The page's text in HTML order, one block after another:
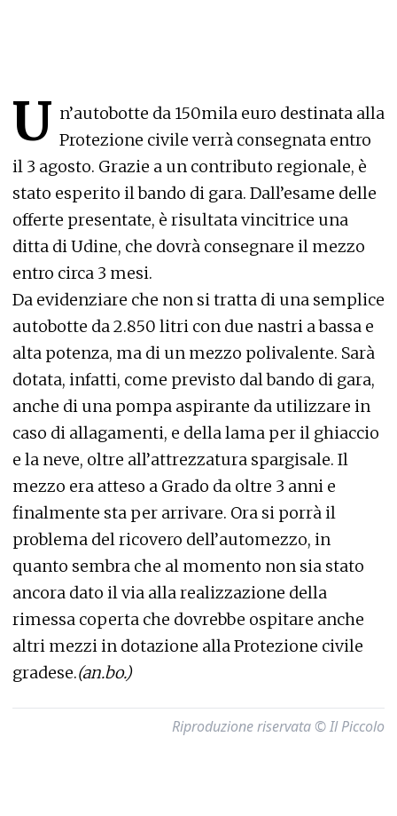
U n’autobotte da 150mila euro destinata alla
Protezione civile verrà consegnata entro
il 3 agosto. Grazie a un contributo regionale, è
stato esperito il bando di gara. Dall’esame delle
offerte presentate, è risultata vincitrice una
ditta di Udine, che dovrà consegnare il mezzo
entro circa 3 mesi.
Da evidenziare che non si tratta di una semplice
autobotte da 2.850 litri con due nastri a bassa e
alta potenza, ma di un mezzo polivalente. Sarà
dotata, infatti, come previsto dal bando di gara,
anche di una pompa aspirante da utilizzare in
caso di allagamenti, e della lama per il ghiaccio
e la neve, oltre all’attrezzatura spargisale. Il
mezzo era atteso a Grado da oltre 3 anni e
finalmente sta per arrivare. Ora si porrà il
problema del ricovero dell’automezzo, in
quanto sembra che al momento non sia stato
ancora dato il via alla realizzazione della
rimessa coperta che dovrebbe ospitare anche
altri mezzi in dotazione alla Protezione civile
gradese.(an.bo.)
Riproduzione riservata © Il Piccolo